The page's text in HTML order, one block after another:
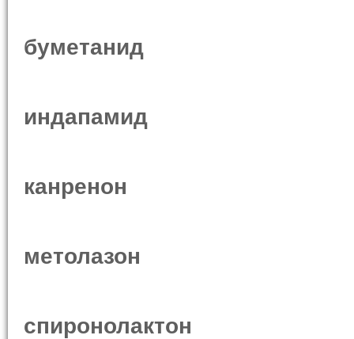
буметанид
индапамид
канренон
метолазон
спиронолактон